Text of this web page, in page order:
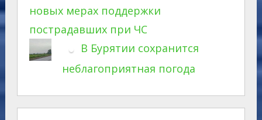
новых мерах поддержки
пострадавших при ЧС
В Бурятии сохранится
неблагоприятная погода